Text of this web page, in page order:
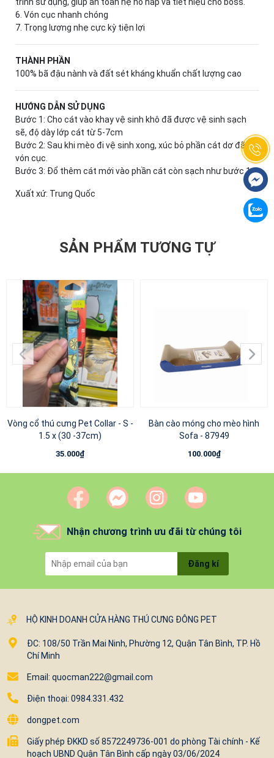
6. Vón cục nhanh chóng
7. Trọng lượng nhẹ cực kỳ tiện lợi
THÀNH PHẦN
100% bã đậu nành và đất sét kháng khuẩn chất lượng cao
HƯỚNG DẪN SỬ DỤNG
Bước 1: Cho cát vào khay vệ sinh khô đã được vệ sinh sạch
sẽ, độ dày lớp cát từ 5-7cm
Bước 2: Sau khi mèo đi vệ sinh xong, xúc bỏ phần cát dơ đã
vón cục.
Bước 3: Đổ thêm cát mới vào phần cát còn sạch như bước 1.
Xuất xứ: Trung Quốc
SẢN PHẨM TƯƠNG TỰ
Vòng cổ thú cưng Pet Collar - S -
1.5 x (30 -37cm)
35.000₫
Bàn cào móng cho mèo hình
Sofa - 87949
100.000₫
Nhận chương trình ưu đãi từ chúng tôi
Đăng kí
HỘ KINH DOANH CỬA HÀNG THÚ CƯNG ĐÔNG PET
ĐC: 108/50 Trần Mai Ninh, Phường 12, Quận Tân Bình, TP. Hồ
Chí Minh
Email: quocman222@gmail.com
Điện thoại: 0984.331.432
dongpet.com
Giấy phép ĐKKD số 8572249736-001 do phòng Tài chính - Kế
hoạch UBND Quận Tân Bình cấp ngày 03/06/2024